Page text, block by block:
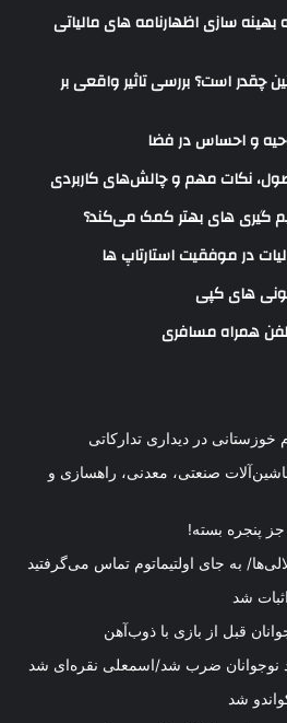
سازی اظهارنامه های مالیاتی
چقدر است؟ بررسی تاثیر واقعی بر
و احساس در فضا
نکات مهم و چالش‌های کاربردی
گیری های بهتر کمک می‌کند؟
در موفقیت استارتاپ ها
های کپی
همراه مسافری
خوزستانی در دیداری تدارکاتی
صنعتی، معدنی، راهسازی و
پنجره بسته!
به جای اولتیماتوم تماس می‌گرفتید
شد
قبل از بازی با ذوب‌آهن
نوجوانان ضرب شد/اسمعلی نقره‌ای شد
شد